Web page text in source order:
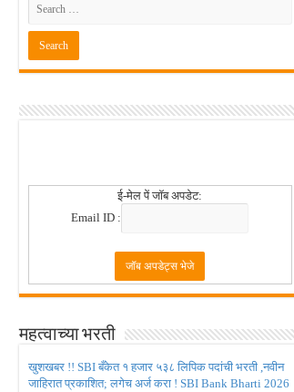
the JEE exam, the NEET exam will be conducted in two phases.
ई-मेल पें जॉब अपडेट:
Email ID :
महत्वाच्या भरती
खुशखबर !! SBI बँकेत १ हजार ५३८ लिपिक पदांची भरती ,नवीन
जाहिरात प्रकाशित; लगेच अर्ज करा ! SBI Bank Bharti 2026